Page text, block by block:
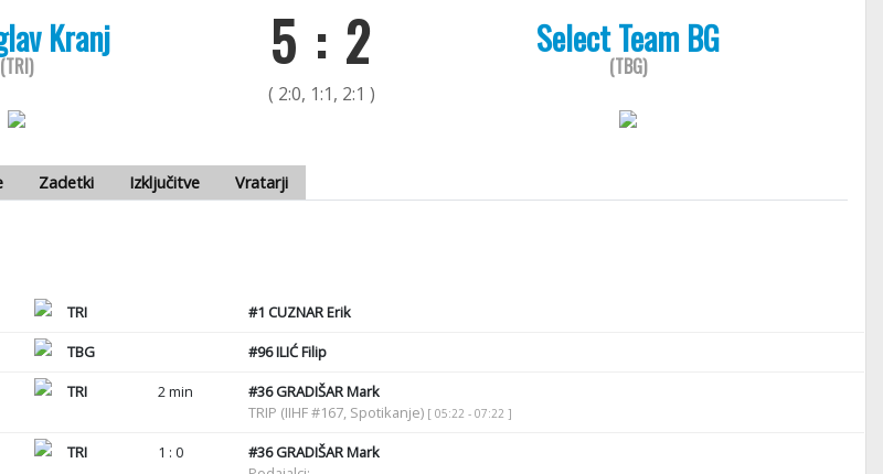
Kranj
(TRI) 5 : 2
( 2:0, 1:1, 2:1 )
Select Team BG
(TBG)
Zadetki Izključitve Vratarji
TRI #1 CUZNAR Erik
TBG #96ILIĆ Filip
TRI 2 min #36GRADIŠAR Mark
TRIP (IIHF #167, Spotikanje) [ 05:22 - 07:22 ]
TRI 1 : 0 #36GRADIŠAR Mark